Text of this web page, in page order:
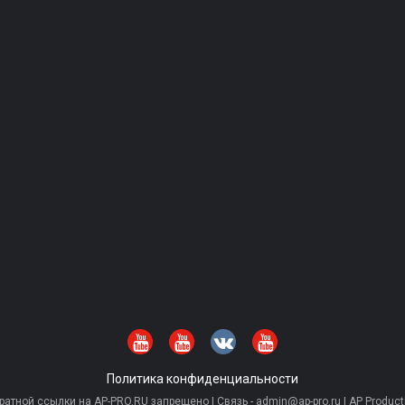
Политика конфиденциальности
ссылки на AP-PRO.RU запрещено | Связь - admin@ap-pro.ru | AP